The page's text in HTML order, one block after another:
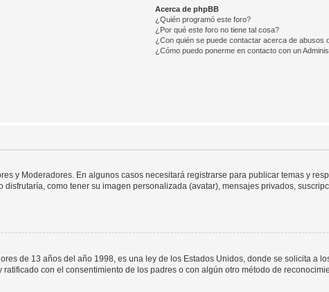
Acerca de phpBB
¿Quién programó este foro?
¿Por qué este foro no tiene tal cosa?
¿Con quién se puede contactar acerca de abusos
¿Cómo puedo ponerme en contacto con un
y Moderadores. En algunos casos necesitará registrarse para publicar temas y
como tener su imagen personalizada (avatar), mensajes privados,
de 13 años del año 1998, es una ley de los Estados Unidos, donde se solicita a
con el consentimiento de los padres o con algún otro método de